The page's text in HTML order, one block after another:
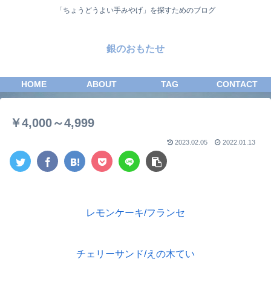
「ちょうどうよい手みやげ」を探すためのブログ
銀のおもたせ
HOME ABOUT TAG CONTACT
￥4,000～4,999
2023.02.05 2022.01.13
レモンケーキ/フランセ
チェリーサンド/えの木てい